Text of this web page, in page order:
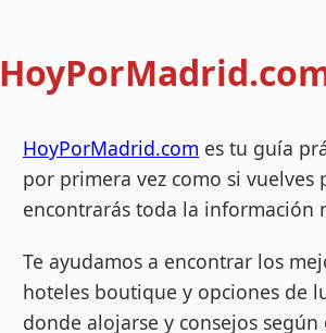
HoyPorMadrid.com es tu guía
por primera vez como si
encontrarás toda la información
Te ayudamos a encontrar los
hoteles boutique y opciones de
donde alojarse y consejos